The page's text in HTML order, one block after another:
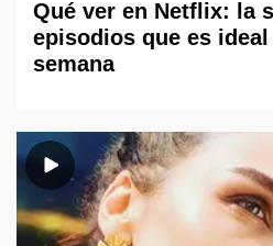
Qué ver en Netflix: la
episodios que es
semana